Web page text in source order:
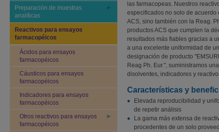
Preparación de muestras
analíticas
Reactivos para ensayos
farmacopéicos
Ácidos para ensayos
farmacopéicos
Cáusticos para ensayos
farmacopéicos
Indicadores para ensayos
farmacopéicos
Otros reactivos para ensayos
farmacopéicos
las farmacopeas. Nuestros
especificados no solo de acuerdo
ACS, sino también con la Reag.
productos ACS que cumplen la
resultados más fiables gracias a
a una excelente uniformidad de
designación de producto
Reag Ph. Eur.", suministramos
disolventes, indicadores y
Características y
Elevada reproducibilidad y
de repetir análisis
La gama más extensa de
procedentes de un solo